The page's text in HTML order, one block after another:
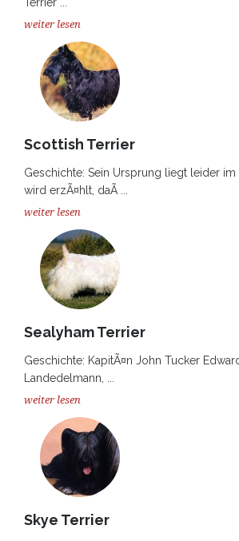
weiter lesen
Scottish Terrier
Geschichte: Sein Ursprung liegt leider im
wird erzÃ¤hlt, daÃ ...
weiter lesen
Sealyham Terrier
Geschichte: KapitÃ¤n John Tucker
Landedelmann, ...
weiter lesen
Skye Terrier